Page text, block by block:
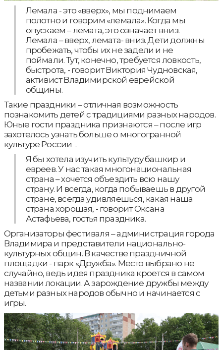
Лемала - это «вверх», мы поднимаем
полотно и говорим «лемала». Когда мы
опускаем – лемата, это означает вниз.
Лемала – вверх, лемата- вниз. Дети должны
пробежать, чтобы их не задели и не
поймали. Тут, конечно, требуется ловкость,
быстрота, - говорит Виктория Чудновская,
активист Владимирской еврейской
общины.
Такие праздники – отличная возможность
познакомить детей с традициями разных народов.
Юные гости праздника признаются – после игр
захотелось узнать больше о многогранной
культуре России .
Я бы хотела изучить культуру башкир и
евреев. У нас такая многонациональная
страна – хочется объездить всю нашу
страну. И всегда, когда побываешь в другой
стране, всегда удивляешься, какая наша
страна хорошая, - говорит Оксана
Астафьева, гостья праздника.
Организаторы фестиваля – администрация города
Владимира и представители национально-
культурных общин. В качестве праздничной
площадки - парк «Дружба». Место выбрано не
случайно, ведь идея праздника кроется в самом
названии локации. А зарождение дружбы между
детьми разных народов обычно и начинается с
игры.